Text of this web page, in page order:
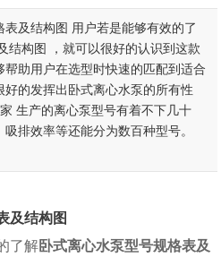
表及结构图 用户若是能够有效的了
结构图 ，就可以很好的认识到这款
助用户在选型时快速的匹配到适合
的发挥出卧式离心水泵的所有性
生产的离心泵型号有着不下几十
排效率等还能分为数百种型号。
结构图
了解卧式离心水泵型号规格表及